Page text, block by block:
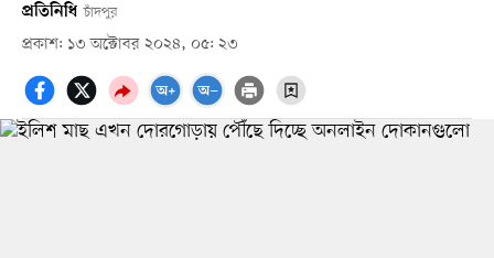
প্রতিনিধি চাঁদপুর
প্রকাশ: ১৩ অক্টোবর ২০২৪, ০৫: ২৩